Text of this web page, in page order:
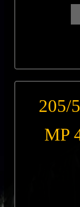
205/
MP